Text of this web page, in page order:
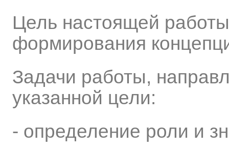
Цель настоящей
формирования
Задачи работы,
указанной цели:
- определение роли и